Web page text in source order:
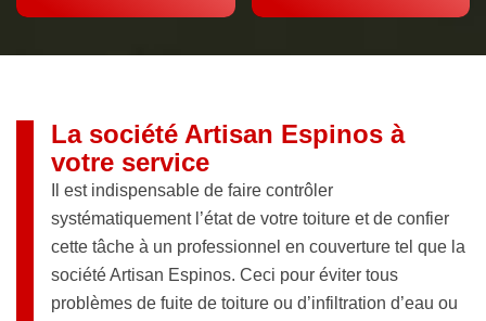
La société Artisan Espinos à
votre service
Il est indispensable de faire contrôler
systématiquement l’état de votre toiture et de confier
cette tâche à un professionnel en couverture tel que la
société Artisan Espinos. Ceci pour éviter tous
problèmes de fuite de toiture ou d’infiltration d’eau ou